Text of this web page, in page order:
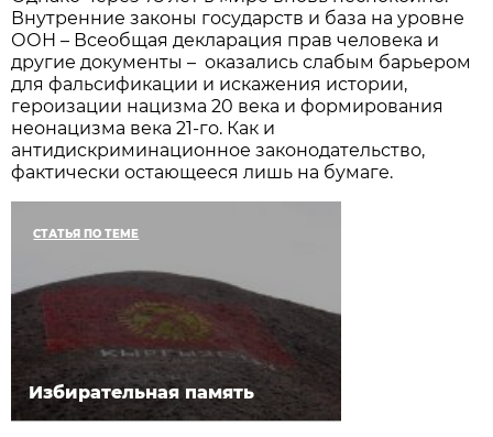
Внутренние законы государств и база на уровне
ООН – Всеобщая декларация прав человека и
другие документы – оказались слабым барьером
для фальсификации и искажения истории,
героизации нацизма 20 века и формирования
неонацизма века 21-го. Как и
антидискриминационное законодательство,
фактически остающееся лишь на бумаге.
СТАТЬЯ ПО ТЕМЕ
Избирательная память